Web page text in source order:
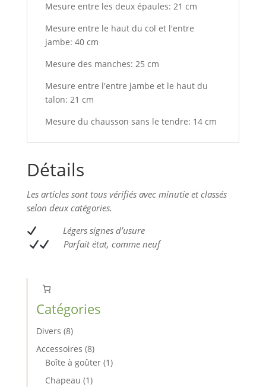
Mesure entre les deux épaules: 21 cm
Mesure entre le haut du col et l'entre
jambe: 40 cm
Mesure des manches: 25 cm
Mesure entre l'entre jambe et le haut du
talon: 21 cm
Mesure du chausson sans le tendre: 14 cm
Détails
Les articles sont tous vérifiés avec minutie et classés
selon deux catégories.
Légers signes d’usure
Parfait état, comme neuf
Catégories
Divers 88
produits
Accessoires 88
produits
Boîte à goûter 11
Chapeau 11